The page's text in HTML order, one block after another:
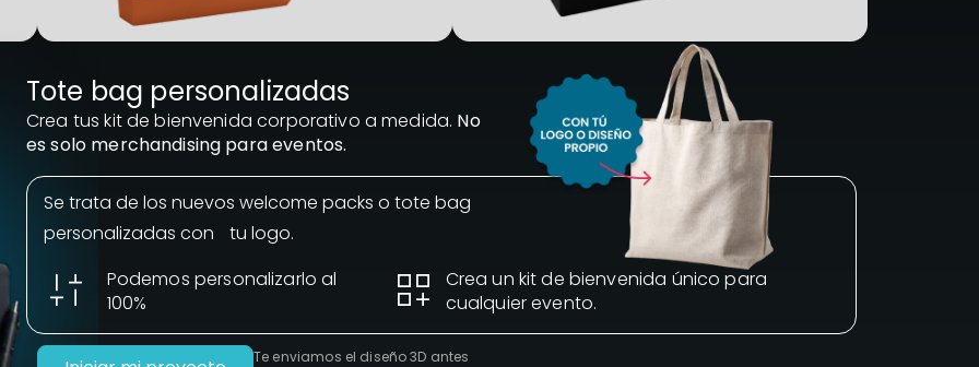
Tote bag personalizadas
Crea tus kit de bienvenida corporativo a medida. No
es solo merchandising para eventos.
Se trata de los nuevos welcome packs o tote bag
personalizadas con tu logo.
Podemos personalizarlo al
100%
Crea un kit de bienvenida único para
cualquier evento.
Te enviamos el diseño 3D antes